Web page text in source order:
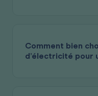
Comment bien
d’électricité pour